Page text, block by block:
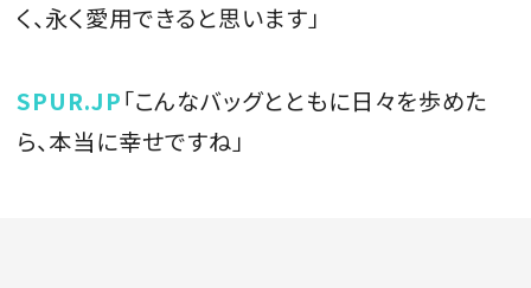
く、永く愛用できると思います」
SPUR.JP「こんなバッグとともに日々を歩めた
ら、本当に幸せですね」